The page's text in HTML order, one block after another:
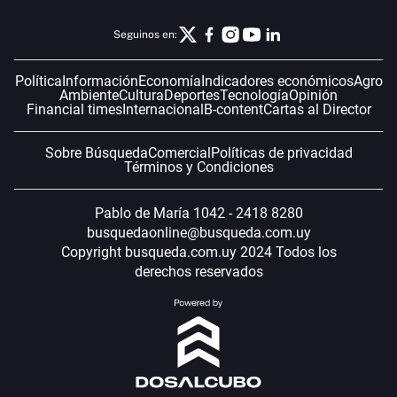
Seguinos en:
Política InformaciónEconomía Indicadores económicosAgro
AmbienteCulturaDeportesTecnologíaOpinión
Financial timesInternacional B-contentCartas al Director
Sobre BúsquedaComercial Políticas de privacidad
Términos y Condiciones
Pablo de María 1042 - 2418 8280
busquedaonline@busqueda.com.uy
Copyright busqueda.com.uy 2024 Todos los
derechos reservados